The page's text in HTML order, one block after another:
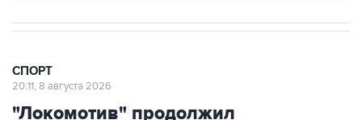
СПОРТ
20:11, 8 августа 2026
"Локомотив" продолжил